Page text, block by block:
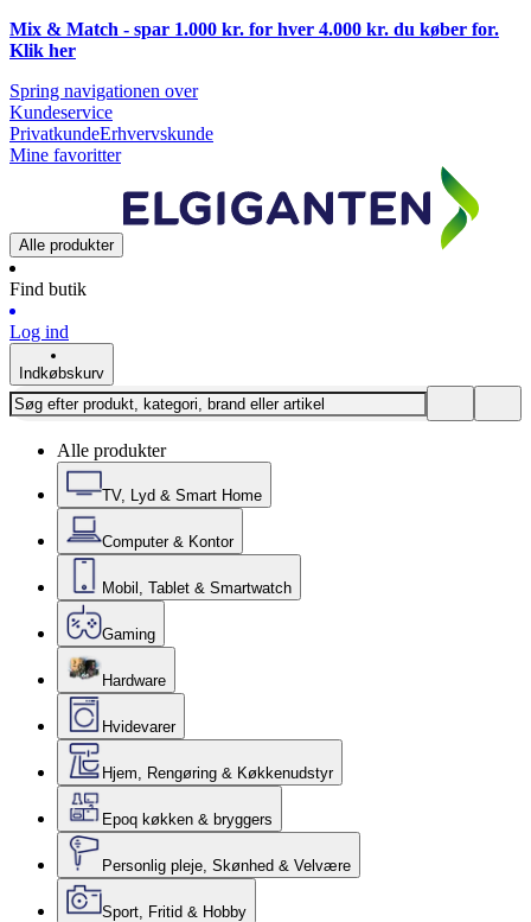
Mix & Match - spar 1.000 kr. for hver 4.000 kr. du køber for.
Klik her
Spring navigationen over
Kundeservice
PrivatkundeErhvervskunde
Mine favoritter
Alle produkter
Find butik
Log ind
Indkøbskurv
Alle produkter
TV, Lyd & Smart Home
Computer & Kontor
Mobil, Tablet & Smartwatch
Gaming
Hardware
Hvidevarer
Hjem, Rengøring & Køkkenudstyr
Epoq køkken & bryggers
Personlig pleje, Skønhed & Velvære
Sport, Fritid & Hobby